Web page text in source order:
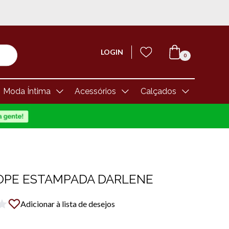
LOGIN 0
Moda Íntima Acessórios Calçados
ESTAMPADA DARLENE
Adicionar à lista de desejos